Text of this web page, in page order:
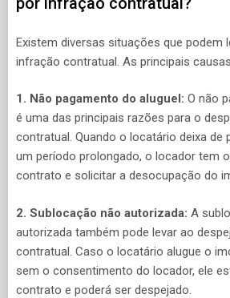
Existem diversas situações que podem
infração contratual. As principais
1. Não pagamento do aluguel: O não
é uma das principais razões para o
contratual. Quando o locatário deixa de
um período prolongado, o locador tem
contrato e solicitar a desocupação do
2. Sublocação não autorizada: A
autorizada também pode levar ao
contratual. Caso o locatário alugue o
sem o consentimento do locador, ele
contrato e poderá ser despejado.